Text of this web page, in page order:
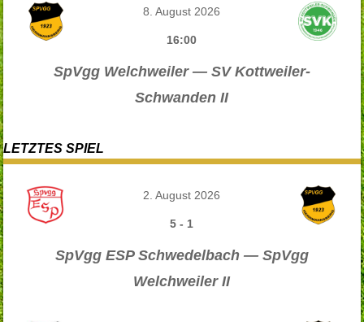
8. August 2026
16:00
SpVgg Welchweiler — SV Kottweiler-
Schwanden II
LETZTES SPIEL
2. August 2026
5 - 1
SpVgg ESP Schwedelbach — SpVgg
Welchweiler II